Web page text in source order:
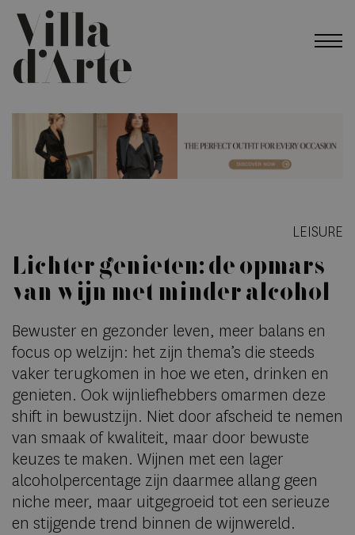
LEISURE
Lichter genieten: de opmars
van wijn met minder alcohol
Bewuster en gezonder leven, meer balans en
focus op welzijn: het zijn thema’s die steeds
vaker terugkomen in hoe we eten, drinken en
genieten. Ook wijnliefhebbers omarmen deze
shift in bewustzijn. Niet door afscheid te nemen
van smaak of kwaliteit, maar door bewuste
keuzes te maken. Wijnen met een lager
alcoholpercentage zijn daarmee allang geen
niche meer, maar uitgegroeid tot een serieuze
en stijgende trend binnen de wijnwereld.